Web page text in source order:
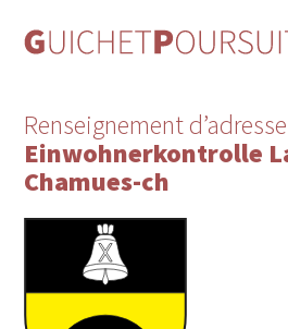
Renseignement
Einwohnerkontrolle
Chamues-ch